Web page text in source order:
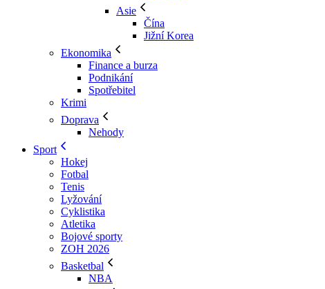
Asie
Čína
Jižní Korea
Ekonomika
Finance a burza
Podnikání
Spotřebitel
Krimi
Doprava
Nehody
Sport
Hokej
Fotbal
Tenis
Lyžování
Cyklistika
Atletika
Bojové sporty
ZOH 2026
Basketbal
NBA